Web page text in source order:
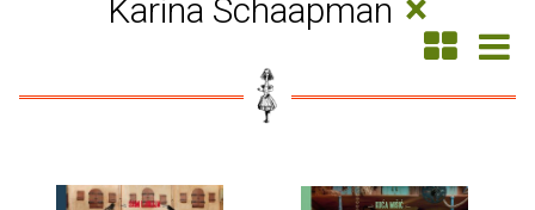
Karina Schaapman